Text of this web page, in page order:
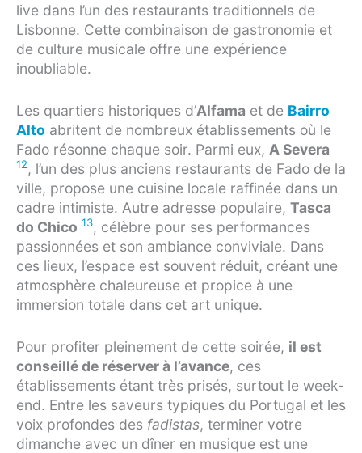
live dans l’un des restaurants traditionnels de
Lisbonne. Cette combinaison de gastronomie et
de culture musicale offre une expérience
inoubliable.
Les quartiers historiques d’Alfama et de Bairro
Alto abritent de nombreux établissements où le
Fado résonne chaque soir. Parmi eux, A Severa
12, l’un des plus anciens restaurants de Fado de la
ville, propose une cuisine locale raffinée dans un
cadre intimiste. Autre adresse populaire, Tasca
do Chico 13, célèbre pour ses performances
passionnées et son ambiance conviviale. Dans
ces lieux, l’espace est souvent réduit, créant une
atmosphère chaleureuse et propice à une
immersion totale dans cet art unique.
Pour profiter pleinement de cette soirée, il est
conseillé de réserver à l’avance, ces
établissements étant très prisés, surtout le week-
end. Entre les saveurs typiques du Portugal et les
voix profondes des fadistas, terminer votre
dimanche avec un dîner en musique est une